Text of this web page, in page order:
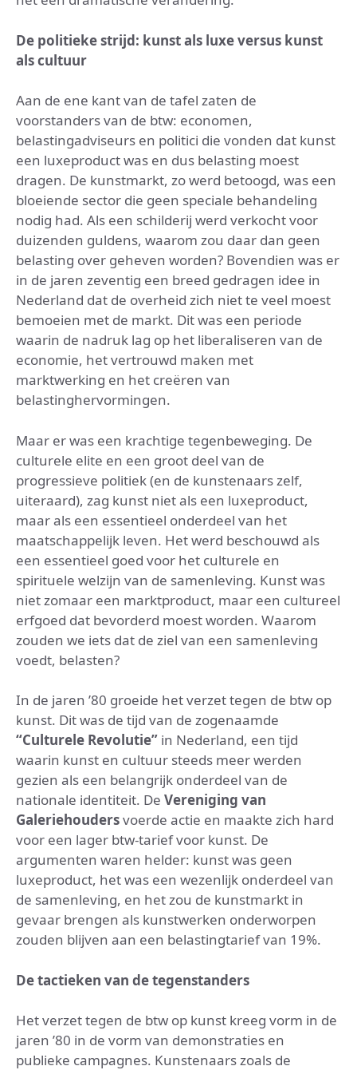
De politieke strijd: kunst als luxe versus kunst
als cultuur
Aan de ene kant van de tafel zaten de
voorstanders van de btw: economen,
belastingadviseurs en politici die vonden dat kunst
een luxeproduct was en dus belasting moest
dragen. De kunstmarkt, zo werd betoogd, was een
bloeiende sector die geen speciale behandeling
nodig had. Als een schilderij werd verkocht voor
duizenden guldens, waarom zou daar dan geen
belasting over geheven worden? Bovendien was er
in de jaren zeventig een breed gedragen idee in
Nederland dat de overheid zich niet te veel moest
bemoeien met de markt. Dit was een periode
waarin de nadruk lag op het liberaliseren van de
economie, het vertrouwd maken met
marktwerking en het creëren van
belastinghervormingen.
Maar er was een krachtige tegenbeweging. De
culturele elite en een groot deel van de
progressieve politiek (en de kunstenaars zelf,
uiteraard), zag kunst niet als een luxeproduct,
maar als een essentieel onderdeel van het
maatschappelijk leven. Het werd beschouwd als
een essentieel goed voor het culturele en
spirituele welzijn van de samenleving. Kunst was
niet zomaar een marktproduct, maar een cultureel
erfgoed dat bevorderd moest worden. Waarom
zouden we iets dat de ziel van een samenleving
voedt, belasten?
In de jaren ’80 groeide het verzet tegen de btw op
kunst. Dit was de tijd van de zogenaamde
“Culturele Revolutie” in Nederland, een tijd
waarin kunst en cultuur steeds meer werden
gezien als een belangrijk onderdeel van de
nationale identiteit. De Vereniging van
Galeriehoudersvoerde actie en maakte zich hard
voor een lager btw-tarief voor kunst. De
argumenten waren helder: kunst was geen
luxeproduct, het was een wezenlijk onderdeel van
de samenleving, en het zou de kunstmarkt in
gevaar brengen als kunstwerken onderworpen
zouden blijven aan een belastingtarief van 19%.
De tactieken van de tegenstanders
Het verzet tegen de btw op kunst kreeg vorm in de
jaren ’80 in de vorm van demonstraties en
publieke campagnes. Kunstenaars zoals de